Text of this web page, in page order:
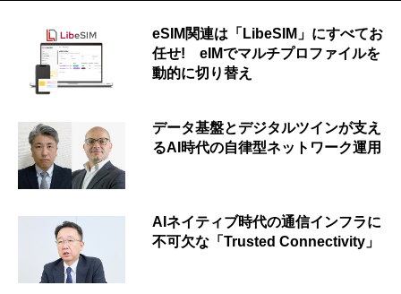
eSIM関連は「LibeSIM」にすべてお
任せ! eIMでマルチプロファイルを
動的に切り替え
データ基盤とデジタルツインが支え
るAI時代の自律型ネットワーク運用
AIネイティブ時代の通信インフラに
不可欠な「Trusted Connectivity」